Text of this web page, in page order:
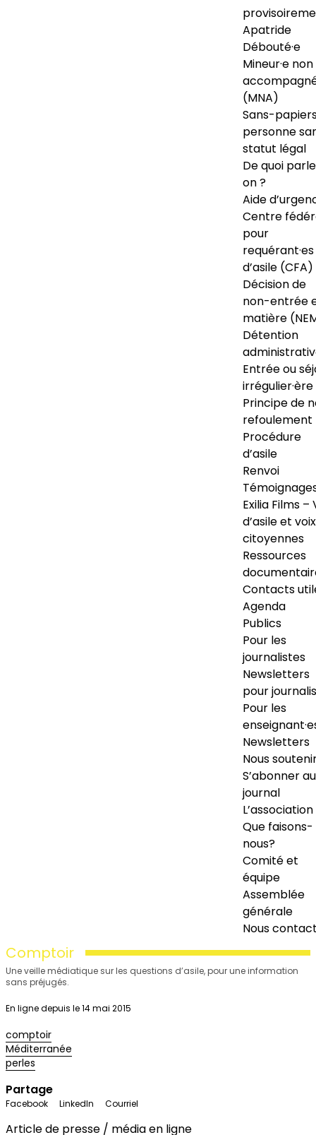
Apatride
Débouté·e
Mineur·e non
(MNA)
Sans-
personne
statut légal
De quoi
on ?
Aide
Centre
pour
requérant·es
d’asile (CFA)
Décision de
non-entrée
matière
Détention
Entrée ou
irrégulier·ère
Principe de
refoulement
Procédure
d’asile
Renvoi
Exilia Films –
d’asile et voix
citoyennes
Ressources
Contacts
Agenda
Publics
Pour les
journalistes
Newsletters
pour
Pour les
Newsletters
Nous
S’abonner au
journal
L’association
Que faisons-
nous?
Comité et
équipe
Assemblée
générale
Nous
Comptoir
Une veille médiatique sur les questions d’asile, pour une information
sans préjugés.
En ligne depuis le 14 mai 2015
comptoir
Méditerranée
perles
Partage
Facebook LinkedIn Courriel
Article de presse / média en ligne